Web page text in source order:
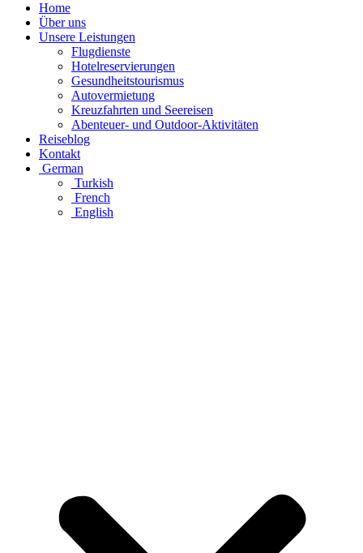
Home
Über uns
Unsere Leistungen
Flugdienste
Hotelreservierungen
Gesundheitstourismus
Autovermietung
Kreuzfahrten und Seereisen
Abenteuer- und Outdoor-Aktivitäten
Reiseblog
Kontakt
German
Turkish
French
English